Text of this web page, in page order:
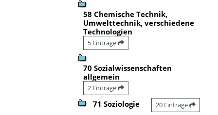
58 Chemische Technik,
Umwelttechnik, verschiedene
Technologien
5 Einträge
70 Sozialwissenschaften
allgemein
2 Einträge
71 Soziologie 20 Einträge